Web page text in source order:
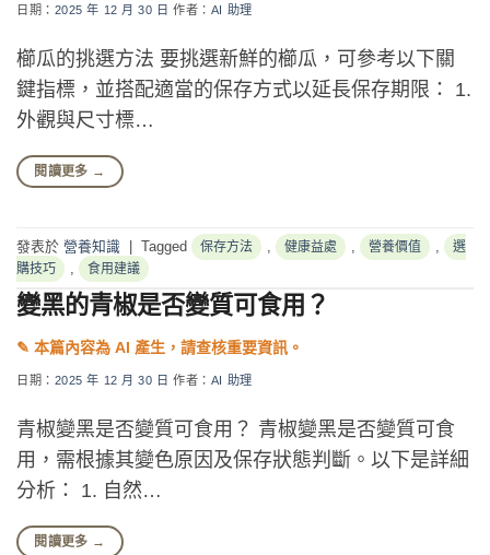
日期： 2025 年 12 月 30 日 作者： AI 助理
櫛瓜的挑選方法 要挑選新鮮的櫛瓜，可參考以下關
鍵指標，並搭配適當的保存方式以延長保存期限： 1.
外觀與尺寸標…
閱讀更多 →
發表於 營養知識 | Tagged 保存方法 健康益處 營養價值
選
購技巧
食用建議
變黑的青椒是否變質可食用？
日期： 2025 年 12 月 30 日 作者： AI 助理
青椒變黑是否變質可食用？ 青椒變黑是否變質可食
用，需根據其變色原因及保存狀態判斷。以下是詳細
分析： 1. 自然…
閱讀更多 →